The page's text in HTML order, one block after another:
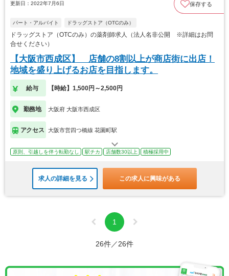
更新日：2022年7月6日 保存する
パート・アルバイト ドラッグストア（OTCのみ）
ドラッグストア（OTCのみ）の薬剤師求人（法人名非公開 ※詳細はお問
合せください）
【大阪市西成区】 店舗の8割以上が商店街に出店！
地域を盛り上げるお店を目指します。
給与 【時給】1,500円～2,500円
勤務地 大阪府 大阪市西成区
アクセス 大阪市営四つ橋線 花園町駅
原則、引越しを伴う転勤なし 駅チカ 店舗数30以上 積極採用中
求人の詳細を見る この求人に興味がある
1
26件／26件